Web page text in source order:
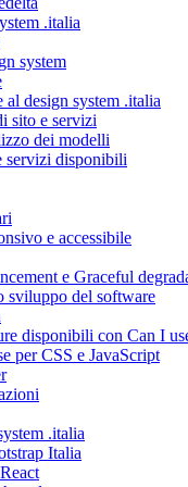
.italia
system
design system .italia
sito e servizi
dei modelli
servizi disponibili
e accessibile
e Graceful
sviluppo del software
disponibili con Can I
per CSS e JavaScript
.italia
Italia